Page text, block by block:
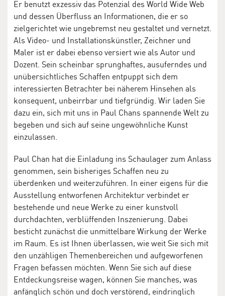
Er benutzt exzessiv das Potenzial des World Wide Web
und dessen Überfluss an Informationen, die er so
zielgerichtet wie ungebremst neu gestaltet und vernetzt.
Als Video- und Installationskünstler, Zeichner und
Maler ist er dabei ebenso versiert wie als Autor und
Dozent. Sein scheinbar sprunghaftes, ausuferndes und
unübersichtliches Schaffen entpuppt sich dem
interessierten Betrachter bei näherem Hinsehen als
konsequent, unbeirrbar und tiefgründig. Wir laden Sie
dazu ein, sich mit uns in Paul Chans spannende Welt zu
begeben und sich auf seine ungewöhnliche Kunst
einzulassen.
Paul Chan hat die Einladung ins Schaulager zum Anlass
genommen, sein bisheriges Schaffen neu zu
überdenken und weiterzuführen. In einer eigens für die
Ausstellung entworfenen Architektur verbindet er
bestehende und neue Werke zu einer kunstvoll
durchdachten, verblüffenden Inszenierung. Dabei
besticht zunächst die unmittelbare Wirkung der Werke
im Raum. Es ist Ihnen überlassen, wie weit Sie sich mit
den unzähligen Themenbereichen und aufgeworfenen
Fragen befassen möchten. Wenn Sie sich auf diese
Entdeckungsreise wagen, können Sie manches, was
anfänglich schön und doch verstörend, eindringlich